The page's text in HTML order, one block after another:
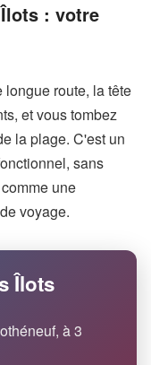
: votre
longue route, la tête
et vous tombez
la plage. C'est un
sans
une
voyage.
Îlots
à 3